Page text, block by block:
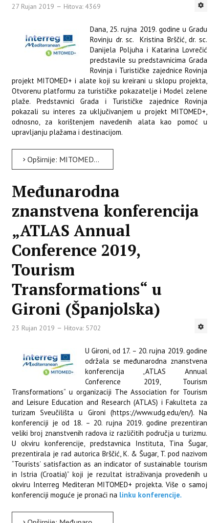
27 Rujan 2019 Hitova: 4369
Dana, 25. rujna 2019. godine u Gradu
Rovinju dr. sc. Kristina Brščić, dr. sc.
Danijela Poljuha i Katarina Lovrečić
predstavile su predstavnicima Grada
Rovinja i Turističke zajednice Rovinja
projekt MITOMED+ i alate koji su kreirani u sklopu projekta,
Otvorenu platformu za turističke pokazatelje i Model zelene
plaže. Predstavnici Grada i Turističke zajednice Rovinja
pokazali su interes za uključivanjem u projekt MITOMED+,
odnosno, za korištenjem navedenih alata kao pomoć u
upravljanju plažama i destinacijom.
Opširnije: MITOMED+ predstavljen predstavnicima Grada Rovinja i TZG Rovinja
Međunarodna
znanstvena konferencija
„ATLAS Annual
Conference 2019,
Tourism
Transformations“ u
Gironi (Španjolska)
23 Rujan 2019 Hitova: 5702
U Gironi, od 17. – 20. rujna 2019. godine
održala se međunarodna znanstvena
konferencija „ATLAS Annual
Conference 2019, Tourism
Transformations“ u organizaciji The Association for Tourism
and Leisure Education and Research (ATLAS) i Fakulteta za
turizam Sveučilišta u Gironi (https://www.udg.edu/en/). Na
konferenciji je od 18. – 20. rujna 2019. godine prezentiran
veliki broj znanstvenih radova iz različitih područja u turizmu.
U okviru konferencije, predstavnica Instituta, Tina Šugar,
prezentirala je rad autorica Brščić, K. & Šugar, T. pod nazivom
“Tourists’ satisfaction as an indicator of sustainable tourism
in Istria (Croatia)” koji je rezultat istraživanja provedenih u
okviru Interreg Mediteran MITOMED+ projekta. Više o samoj
konferenciji moguće je pronaći na linku konferencije.